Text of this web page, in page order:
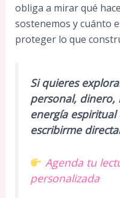
obliga a mirar qué
sostenemos y cuánto
proteger lo que
Si quieres
personal, dinero,
energía
escribirme
Agenda tu
personalizada